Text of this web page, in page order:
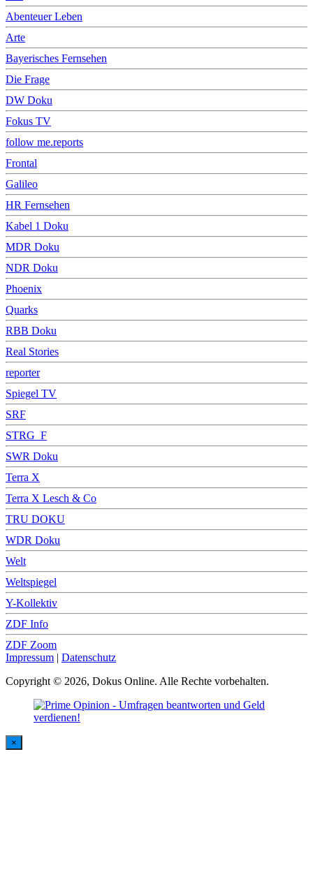
Abenteuer Leben
Arte
Bayerisches Fernsehen
Die Frage
DW Doku
Fokus TV
follow me.reports
Frontal
Galileo
HR Fernsehen
Kabel 1 Doku
MDR Doku
NDR Doku
Phoenix
Quarks
RBB Doku
Real Stories
reporter
Spiegel TV
SRF
STRG_F
SWR Doku
Terra X
Terra X Lesch & Co
TRU DOKU
WDR Doku
Welt
Weltspiegel
Y-Kollektiv
ZDF Info
ZDF Zoom
Impressum | Datenschutz
Copyright © 2026, Dokus Online. Alle Rechte vorbehalten.
×